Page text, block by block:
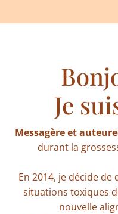
Je
Messagère et auteure
durant la
En 2014, je décide
situations toxiques
nouvelle